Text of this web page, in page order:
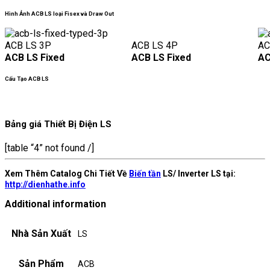
Hình Ảnh ACB LS loại Fisex và Draw Out
ACB LS 3P ACB LS 4P
ACB LS Fixed
ACB LS Fixed
Cấu Tạo ACB LS
Bảng giá Thiết Bị Điện LS
[table “4” not found /]
Xem Thêm Catalog Chi Tiết Về Biến tần LS/ Inverter LS tại:
http://dienhathe.info
Additional information
Nhà Sản Xuất LS
Sản Phẩm ACB